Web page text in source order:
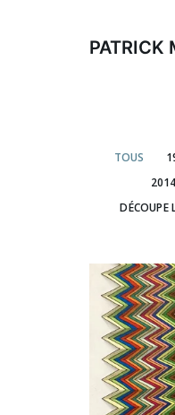
PATRICK
TOUS
2014
DÉCOUPE